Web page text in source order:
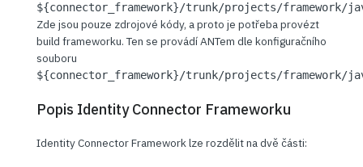
${connector_framework}/trunk/projects/framework/
Zde jsou pouze zdrojové kódy, a proto je potřeba provézt
build frameworku. Ten se provádí ANTem dle konfiguračního
souboru
${connector_framework}/trunk/projects/framework/
Popis Identity Connector Frameworku
Identity Connector Framework lze rozdělit na dvě části: